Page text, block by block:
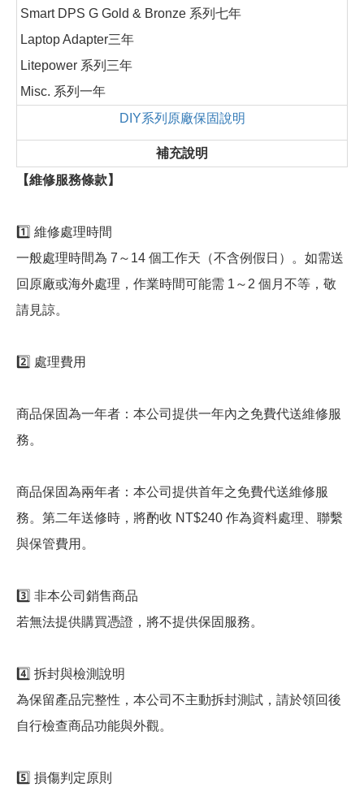
Smart DPS G Gold & Bronze 系列七年
Laptop Adapter三年
Litepower 系列三年
Misc. 系列一年
DIY系列原廠保固說明
補充說明
【維修服務條款】
1️⃣ 維修處理時間
一般處理時間為 7～14 個工作天（不含例假日）。如需送
回原廠或海外處理，作業時間可能需 1～2 個月不等，敬
請見諒。
2️⃣ 處理費用
商品保固為一年者：本公司提供一年內之免費代送維修服
務。
商品保固為兩年者：本公司提供首年之免費代送維修服
務。第二年送修時，將酌收 NT$240 作為資料處理、聯繫
與保管費用。
3️⃣ 非本公司銷售商品
若無法提供購買憑證，將不提供保固服務。
4️⃣ 拆封與檢測說明
為保留產品完整性，本公司不主動拆封測試，請於領回後
自行檢查商品功能與外觀。
5️⃣ 損傷判定原則